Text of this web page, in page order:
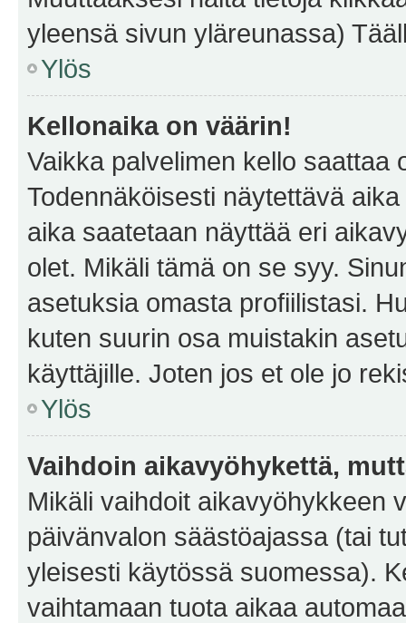
yleensä sivun yläreunassa)
Ylös
Kellonaika on väärin!
Vaikka palvelimen kello saattaa
Todennäköisesti näytettävä
aika saatetaan näyttää eri
olet. Mikäli tämä on se syy.
asetuksia omasta profiilistasi.
kuten suurin osa muistakin
käyttäjille. Joten jos et ole jo
Ylös
Vaihdoin aikavyöhykettä,
Mikäli vaihdoit aikavyöhykkeen
päivänvalon säästöajassa (tai
yleisesti käytössä suomessa).
vaihtamaan tuota aikaa